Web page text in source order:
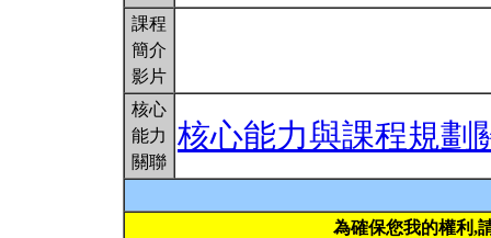
課程
簡介
影片
核心
能力
關聯
核心能力與課程規劃
為確保您我的權利,